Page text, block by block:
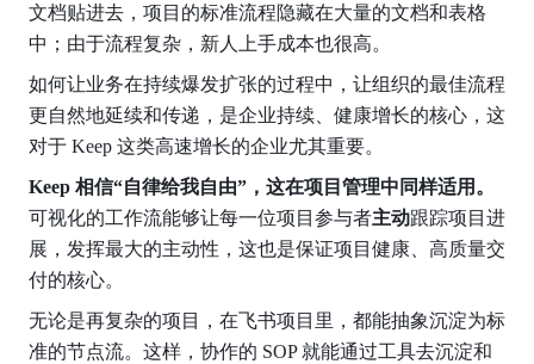
文档贴进去，项目的标准流程隐藏在大量的文档和表格
中；由于流程复杂，新人上手成本也很高。
如何让业务在持续爆发扩张的过程中，让组织的最佳流程
更自然地延续和传递，是企业持续、健康增长的核心，这
对于 Keep 这类高速增长的企业尤其重要。
Keep 相信“自律给我自由”，这在项目管理中同样适用。
可视化的工作流能够让每一位项目参与者主动跟踪项目进
展，发挥最大的主动性，这也是保证项目健康、高质量交
付的核心。
无论是再复杂的项目，在飞书项目里，都能抽象沉淀为标
准的节点流。这样，协作的 SOP 就能通过工具去沉淀和